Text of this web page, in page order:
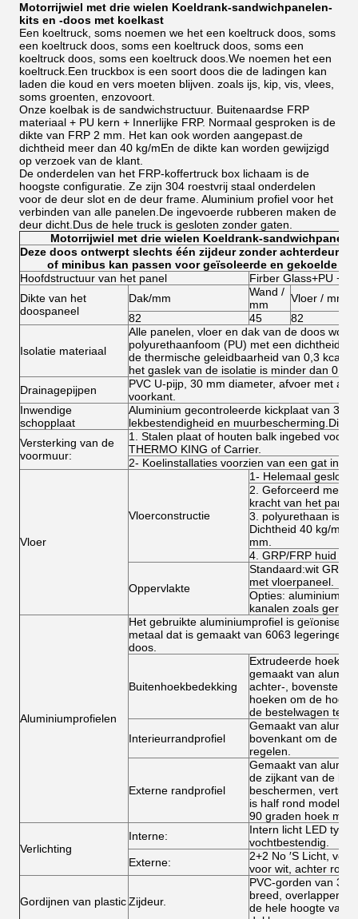
Motorrijwiel met drie wielen Koeldrank-sandwichpanelen-
kits en -doos met koelkast
Een koeltruck, soms noemen we het een koeltruck doos, soms
een koeltruck doos, soms een koeltruck doos, soms een
koeltruck doos, soms een koeltruck doos.We noemen het een
koeltruck.Een truckbox is een soort doos die de ladingen kan
laden die koud en vers moeten blijven. zoals ijs, kip, vis, vlees,
soms groenten, enzovoort.
Onze koelbak is de sandwichstructuur. Buitenaardse FRP
materiaal + PU kern + Innerlijke FRP. Normaal gesproken is de
dikte van FRP 2 mm. Het kan ook worden aangepast.de
dichtheid meer dan 40 kg/mEn de dikte kan worden gewijzigd
op verzoek van de klant.
De onderdelen van het FRP-koffertruck box lichaam is de
hoogste configuratie. Ze zijn 304 roestvrij staal onderdelen
voor de deur slot en de deur frame. Aluminium profiel voor het
verbinden van alle panelen.De ingevoerde rubberen maken de
deur dicht.Dus de hele truck is gesloten zonder gaten.
Motorrijwiel met drie wielen Koeldrank-
Deze doos ontwerpt slechts één zijdeur zonder achterdeur
of minibus kan passen voor geïsoleerde en gekoelde
Hoofdstructuur van het panel
Firber Glass+PU
Dikte van het
doospaneel
Dak/mm
Wand /
mm
Vloer / mm
82
45 82
Isolatie materiaal
Alle panelen, vloer en dak van de doos
polyurethaanfoom (PU) met een dichtheid
de thermische geleidbaarheid van 0,3 kcal/
het gaslek van de isolatie is minder dan
Drainagepijpen
PVC U-pijp, 30 mm diameter, afvoer met
voorkant.
Inwendige
schopplaat
Aluminium gecontroleerde kickplaat van 30
lekbestendigheid en muurbescherming.Dikte
Versterking van de
voormuur:
1. Stalen plaat of houten balk ingebed voor
THERMO KING of Carrier.
2- Koelinstallaties voorzien van een gat in
Vloer
Vloerconstructie
1- Helemaal
2. Geforceerd met
kracht van het
3. polyurethaan
Dichtheid 40 kg/m3
mm.
4. GRP/FRP huid
Oppervlakte
Standaard:wit GRP/
met vloerpaneel.
Opties:
kanalen zoals
Aluminiumprofielen
Het gebruikte aluminiumprofiel is
metaal dat is gemaakt van 6063 legeringen,
doos.
Buitenhoekbedekking
Extrudeerde hoek
gemaakt van
achter-, bovenste en
hoeken om de hoek
de bestelwagen te
Interieurrandprofiel
Gemaakt van
bovenkant om de
regelen.
Externe randprofiel
Gemaakt van
de zijkant van de
beschermen,
is half rond model,
90 graden hoek
Verlichting
Interne:
Intern licht LED type
vochtbestendig.
Externe:
2+2 No ′S Licht,
voor wit, achter rood.
Gordijnen van plasticZijdeur.
PVC-gorden van 3
breed, overlappend,
de hele hoogte van